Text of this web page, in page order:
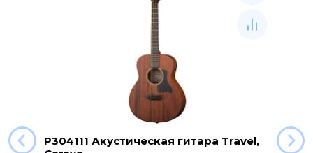
P304111 Акустическая гитара Travel,